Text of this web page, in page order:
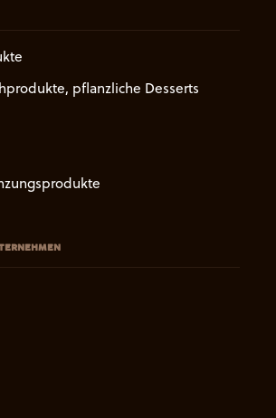
pflanzliche Desserts